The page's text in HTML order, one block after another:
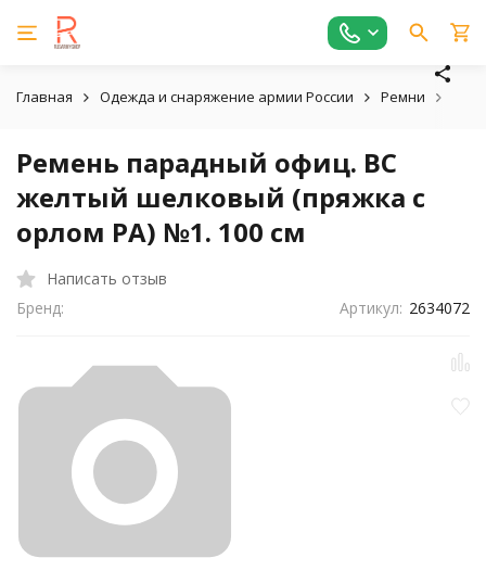
Главная Одежда и снаряжение армии России Ремни
Ремень парадный офиц. ВС
желтый шелковый (пряжка с
орлом РА) №1. 100 см
Написать отзыв
Бренд:
Артикул: 2634072